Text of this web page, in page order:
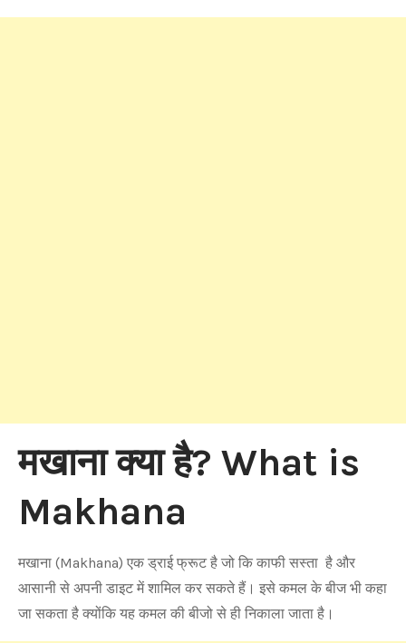
मखाना क्या है? What is
Makhana
मखाना (Makhana) एक ड्राई फ्रूट है जो कि काफी सस्ता है और
आसानी से अपनी डाइट में शामिल कर सकते हैं। इसे कमल के बीज भी कहा
जा सकता है क्योंकि यह कमल की बीजो से ही निकाला जाता है।